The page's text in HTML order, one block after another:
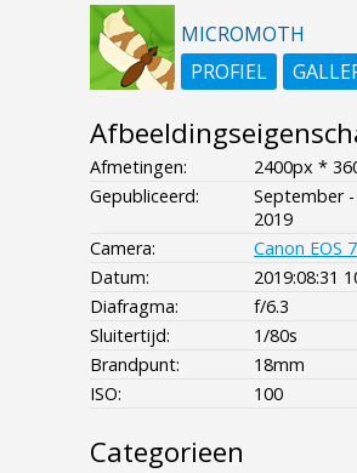
MICROMOTH
PROFIEL
Afmetingen:
2400px *
Gepubliceerd:
September -
2019
Camera:
Canon EOS
Datum:
2019:08:31
Diafragma:
f/6.3
Sluitertijd:
1/80s
Brandpunt:
18mm
ISO:
100
Categorieen